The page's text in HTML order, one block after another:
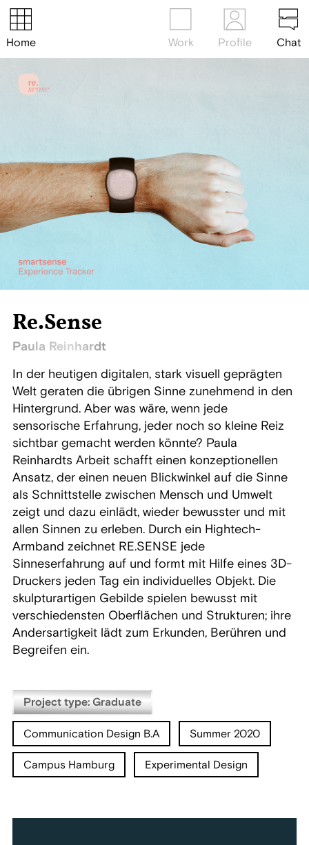
Home Work Profile Chat
Re.Sense
Paula Reinhardt
In der heutigen digitalen, stark visuell geprägten
Welt geraten die übrigen Sinne zunehmend in den
Hintergrund. Aber was wäre, wenn jede
sensorische Erfahrung, jeder noch so kleine Reiz
sichtbar gemacht werden könnte? Paula
Reinhardts Arbeit schafft einen konzeptionellen
Ansatz, der einen neuen Blickwinkel auf die Sinne
als Schnittstelle zwischen Mensch und Umwelt
zeigt und dazu einlädt, wieder bewusster und mit
allen Sinnen zu erleben. Durch ein Hightech-
Armband zeichnet RE.SENSE jede
Sinneserfahrung auf und formt mit Hilfe eines 3D-
Druckers jeden Tag ein individuelles Objekt. Die
skulpturartigen Gebilde spielen bewusst mit
verschiedensten Oberflächen und Strukturen; ihre
Andersartigkeit lädt zum Erkunden, Berühren und
Begreifen ein.
Project type: Graduate
Communication Design B.A Summer 2020
Campus Hamburg Experimental Design